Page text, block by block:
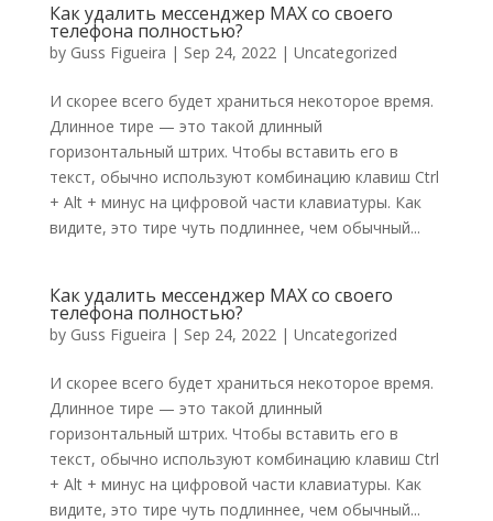
Как удалить мессенджер MAX со своего
телефона полностью?
by Guss Figueira | Sep 24, 2022| Uncategorized
И скорее всего будет храниться некоторое время.
Длинное тире — это такой длинный
горизонтальный штрих. Чтобы вставить его в
текст, обычно используют комбинацию клавиш Ctrl
+ Alt + минус на цифровой части клавиатуры. Как
видите, это тире чуть подлиннее, чем обычный...
Как удалить мессенджер MAX со своего
телефона полностью?
by Guss Figueira | Sep 24, 2022| Uncategorized
И скорее всего будет храниться некоторое время.
Длинное тире — это такой длинный
горизонтальный штрих. Чтобы вставить его в
текст, обычно используют комбинацию клавиш Ctrl
+ Alt + минус на цифровой части клавиатуры. Как
видите, это тире чуть подлиннее, чем обычный...